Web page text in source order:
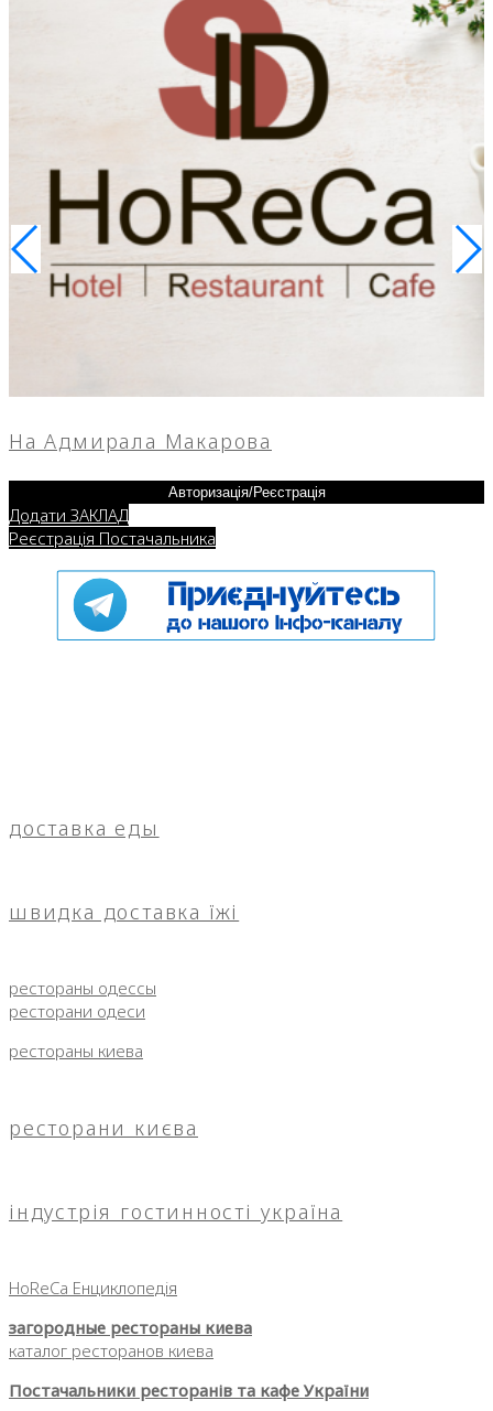
На Адмирала Макарова
Авторизація/Реєстрація
Додати ЗАКЛАД
Реєстрація Постачальника
доставка еды
швидка доставка їжі
рестораны одессы
ресторани одеси
рестораны киева
ресторани києва
індустрія гостинності україна
HoReCa Енциклопедія
загородные рестораны киева
каталог ресторанов киева
Постачальники ресторанів та кафе України